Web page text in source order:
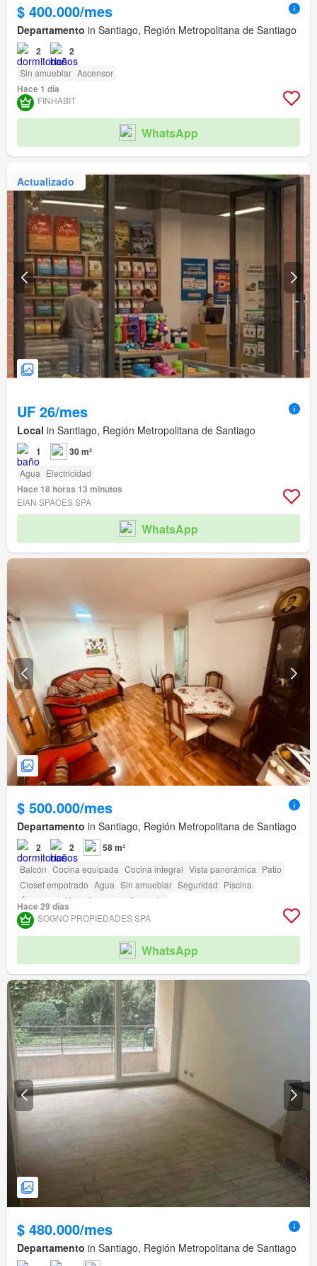
$ 400.000/mes
Departamento in Santiago, Región Metropolitana de Santiago
2 2
Sin amueblar Ascensor
Hace 1 día
FINHABIT
WhatsApp
Actualizado
UF 26/mes
Local in Santiago, Región Metropolitana de Santiago
1 30 m²
Agua Electricidad
Hace 18 horas 13 minutos
EIAN SPACES SPA
WhatsApp
$ 500.000/mes
Departamento in Santiago, Región Metropolitana de Santiago
2 2 58 m²
Balcón Cocina equipada Cocina integral Vista panorámica Patio
Closet empotrado Agua Sin amueblar Seguridad Piscina
Área para niños
Ascensor Conserje
Hace 29 días
SOGNO PROPIEDADES SPA
WhatsApp
$ 480.000/mes
Departamento in Santiago, Región Metropolitana de Santiago